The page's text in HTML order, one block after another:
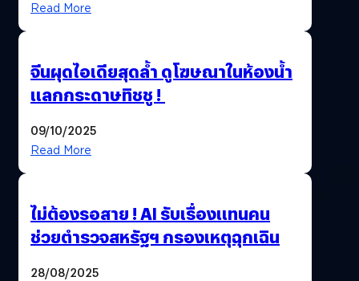
Read More
จีนผุดไอเดียสุดล้ำ ดูโฆษณาในห้องน้ำ
แลกกระดาษทิชชู !
09/10/2025
Read More
ไม่ต้องรอสาย ! AI รับเรื่องแทนคน
ช่วยตำรวจสหรัฐฯ กรองเหตุฉุกเฉิน
28/08/2025